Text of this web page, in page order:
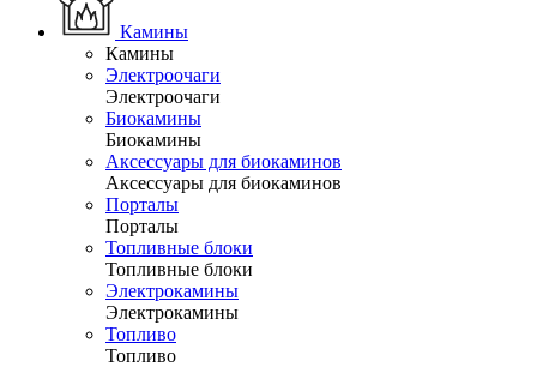
Камины
Камины
Электроочаги
Электроочаги
Биокамины
Биокамины
Аксессуары для биокаминов
Аксессуары для биокаминов
Порталы
Порталы
Топливные блоки
Топливные блоки
Электрокамины
Электрокамины
Топливо
Топливо